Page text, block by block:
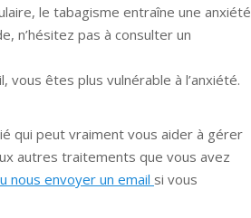
le tabagisme entraîne une anxiété
n’hésitez pas à consulter un
êtes plus vulnérable à l’anxiété.
qui peut vraiment vous aider à gérer
autres traitements que vous avez
nous envoyer un email si vous